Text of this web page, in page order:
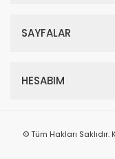
SAYFALAR
HESABIM
© Tüm Hakları